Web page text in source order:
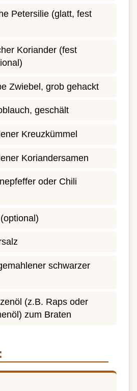
Petersilie (glatt, fest
Koriander (fest
Zwiebel, grob gehackt
geschält
Kreuzkümmel
Koriandersamen
oder Chili
schwarzer
(z.B. Raps oder
zum Braten